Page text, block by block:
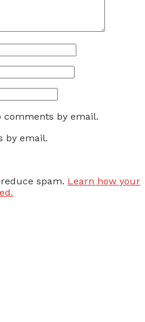
by email.
by email.
spam. Learn how your